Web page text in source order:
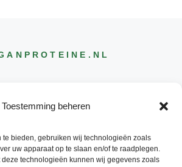
Toestemming beheren
te bieden, gebruiken wij technologieën zoals
uw apparaat op te slaan en/of te raadplegen.
deze technologieën kunnen wij gegevens zoals
.NL
CONTACT
VEGANPROTEINE.NL